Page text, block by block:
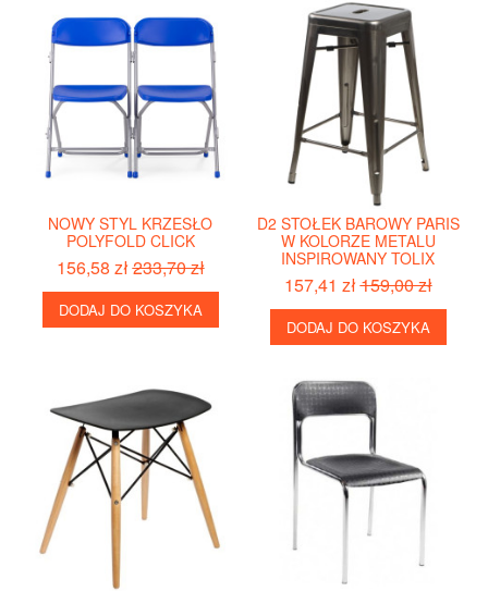
NOWY STYL KRZESŁO
POLYFOLD CLICK
156,58 zł233,70 zł
DODAJ DO KOSZYKA
D2 STOŁEK BAROWY PARIS
W KOLORZE METALU
INSPIROWANY TOLIX
157,41 zł159,00 zł
DODAJ DO KOSZYKA